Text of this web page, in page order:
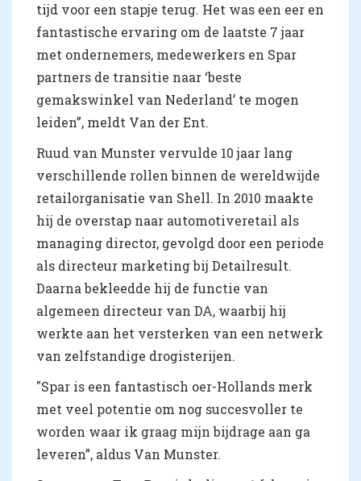
tijd voor een stapje terug. Het was een eer en
fantastische ervaring om de laatste 7 jaar
met ondernemers, medewerkers en Spar
partners de transitie naar ‘beste
gemakswinkel van Nederland’ te mogen
leiden”, meldt Van der Ent.
Ruud van Munster vervulde 10 jaar lang
verschillende rollen binnen de wereldwijde
retailorganisatie van Shell. In 2010 maakte
hij de overstap naar automotiveretail als
managing director, gevolgd door een periode
als directeur marketing bij Detailresult.
Daarna bekleedde hij de functie van
algemeen directeur van DA, waarbij hij
werkte aan het versterken van een netwerk
van zelfstandige drogisterijen.
"Spar is een fantastisch oer-Hollands merk
met veel potentie om nog succesvoller te
worden waar ik graag mijn bijdrage aan ga
leveren”, aldus Van Munster.